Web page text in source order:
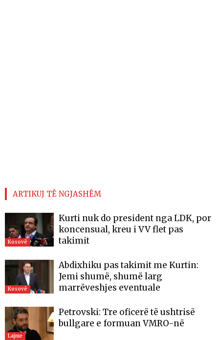
ARTIKUJ TË NGJASHËM
Kosovë
Kurti nuk do president nga LDK, por
koncensual, kreu i VV flet pas
takimit
Kosovë
Abdixhiku pas takimit me Kurtin:
Jemi shumë, shumë larg
marrëveshjes eventuale
Lajme
Petrovski: Tre oficerë të ushtrisë
bullgare e formuan VMRO-në